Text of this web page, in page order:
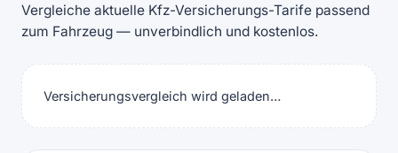
Vergleiche aktuelle Kfz-Versicherungs-Tarife passend
zum Fahrzeug — unverbindlich und kostenlos.
Versicherungsvergleich wird geladen…